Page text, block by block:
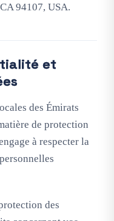
94107, USA.
et
des Émirats
de protection
à respecter la
des